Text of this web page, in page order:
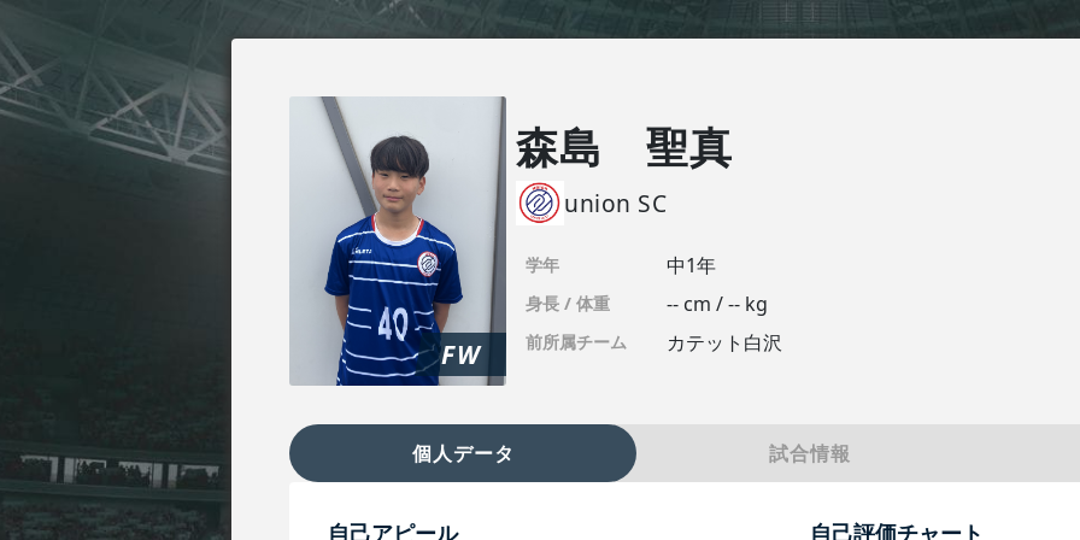
FW
森島 聖真
union SC
学年 中1年
身長 / 体重 -- cm / -- kg
前所属チーム カテット白沢
個人データ 試合情報
自己アピール 自己評価チャート